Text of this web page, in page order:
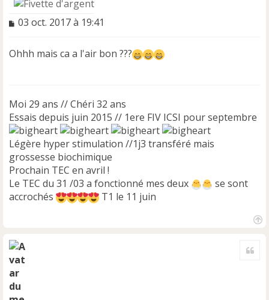
M
s
n
o
n
l
u
03 oct. 2017 à 19:41
Ohhh mais ca a l'air bon ???
Moi 29 ans // Chéri 32 ans
Essais depuis juin 2015 // 1ere FIV ICSI pour septembre
Légère hyper stimulation //1j3 transféré mais
grossesse biochimique
Prochain TEC en avril !
Le TEC du 31 /03 a fonctionné mes deux
se sont
accrochés
T1 le 11 juin